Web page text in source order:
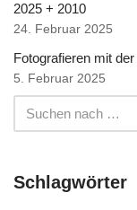
2025 + 2010
24. Februar 2025
Fotografieren mit
5. Februar 2025
Schlagwörter